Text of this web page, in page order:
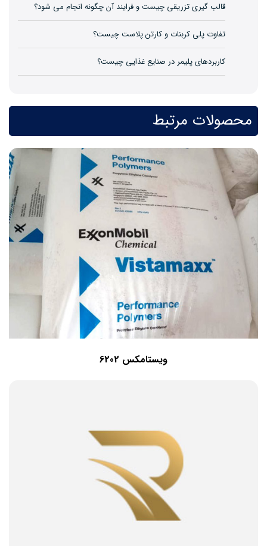
قالب گیری تزریقی چیست و فرایند آن چگونه انجام می شود؟
تفاوت پلی کربنات و کارتن پلاست چیست؟
کاربردهای پلیمر در صنایع غذایی چیست؟
محصولات مرتبط
ویستامکس 6202